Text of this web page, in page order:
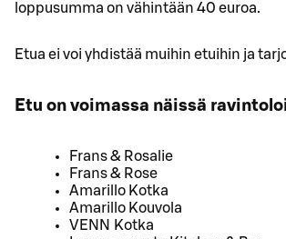
loppusumma on vähintään 40 euroa.
Etua ei voi yhdistää muihin etuihin ja
Etu on voimassa näissä
Frans & Rosalie
Frans & Rose
Amarillo Kotka
Amarillo Kouvola
VENN Kotka